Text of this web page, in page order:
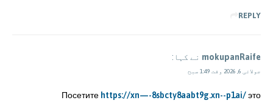
REPLY
mokupanRaife نے کہا:
جولائی 6, 2026 وقت 1:49 صبح
Посетите https://xn—-8sbcty8aabt9g.xn--p1ai/это